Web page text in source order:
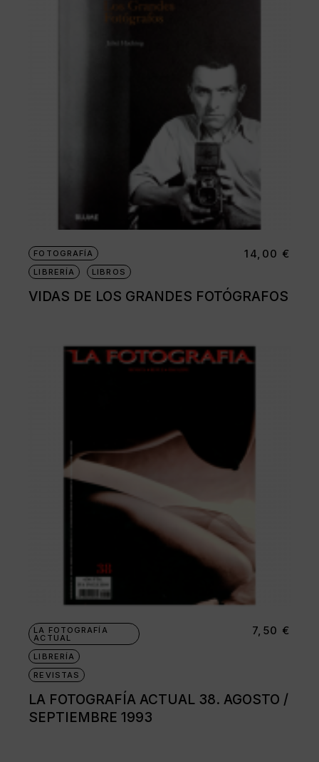
FOTOGRAFÍA
LIBRERÍA
LIBROS
VIDAS DE LOS GRANDES FOTÓGRAFOS
14,00 €
LA FOTOGRAFÍA
ACTUAL
LIBRERÍA
REVISTAS
LA FOTOGRAFÍA ACTUAL 38. AGOSTO /
SEPTIEMBRE 1993
7,50 €